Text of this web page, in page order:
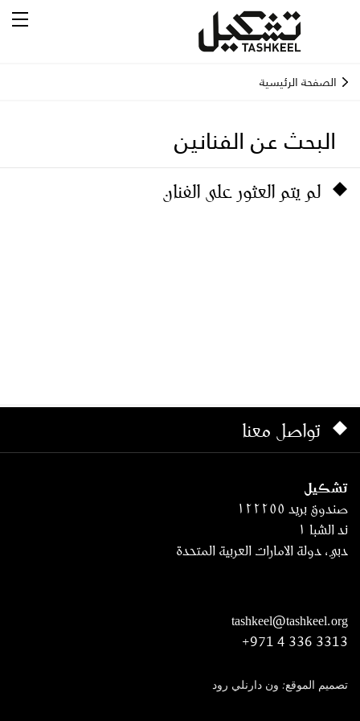
الصفحة الرئيسية
البحث عن الفنانين
لم يتم العثور على الفنان
تواصل معنا
تشكيل
صندوق بريد ١٢٢٢٥٥
ند الشبا ١
دبي، دولة الامارات العربية المتحدة
tashkeel@tashkeel.org
+971 4 336 3313
تصميم الموقع: ون دارنلي رود